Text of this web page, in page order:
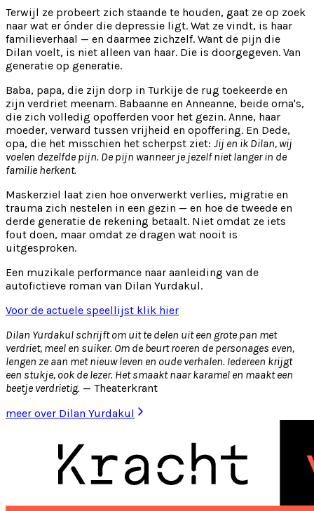
Terwijl ze probeert zich staande te houden, gaat ze op zoek
naar wat er ónder die depressie ligt. Wat ze vindt, is haar
familieverhaal — en daarmee zichzelf. Want de pijn die
Dilan voelt, is niet alleen van haar. Die is doorgegeven. Van
generatie op generatie.
Baba, papa, die zijn dorp in Turkije de rug toekeerde en
zijn verdriet meenam. Babaanne en Anneanne, beide oma's,
die zich volledig opofferden voor het gezin. Anne, haar
moeder, verward tussen vrijheid en opoffering. En Dede,
opa, die het misschien het scherpst ziet: Jij en ik Dilan, wij
voelen dezelfde pijn. De pijn wanneer je jezelf niet langer in de
familie herkent.
Maskerziel laat zien hoe onverwerkt verlies, migratie en
trauma zich nestelen in een gezin — en hoe de tweede en
derde generatie de rekening betaalt. Niet omdat ze iets
fout doen, maar omdat ze dragen wat nooit is
uitgesproken.
Een muzikale performance naar aanleiding van de
autofictieve roman van Dilan Yurdakul.
Voor de actuele speellijst klik hier
Dilan Yurdakul schrijft om uit te delen uit een grote pan met
verdriet, meel en suiker. Om de beurt roeren de personages even,
lengen ze aan met nieuw leven en oude verhalen. Iedereen krijgt
een stukje, ook de lezer. Het smaakt naar karamel en maakt een
beetje verdrietig. — Theaterkrant
meer over Dilan Yurdakul